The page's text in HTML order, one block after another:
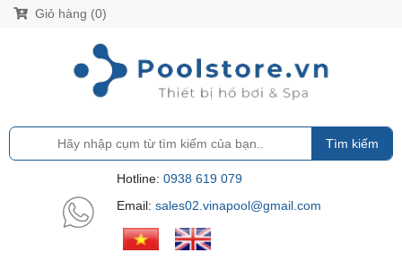
Giỏ hàng (0)
Tìm kiếm
Hotline: 0938 619 079
Email: sales02.vinapool@gmail.com